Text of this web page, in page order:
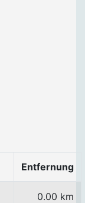
Entfernung
0.00 km